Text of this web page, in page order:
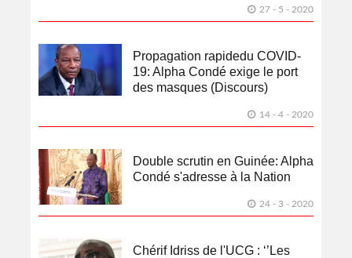
27 - 5 - 2020
Propagation rapidedu COVID-
19: Alpha Condé exige le port
des masques (Discours)
14 - 4 - 2020
Double scrutin en Guinée: Alpha
Condé s'adresse à la Nation
24 - 3 - 2020
Chérif Idriss de l'UCG : ‘’Les